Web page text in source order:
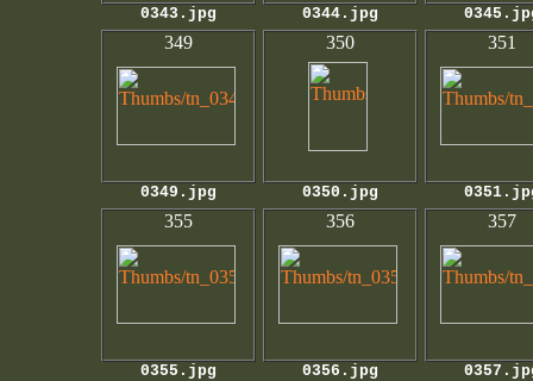
0343.jpg 0344.jpg
349
0349.jpg
350
0350.jpg
351
355
0355.jpg
356
0356.jpg
357